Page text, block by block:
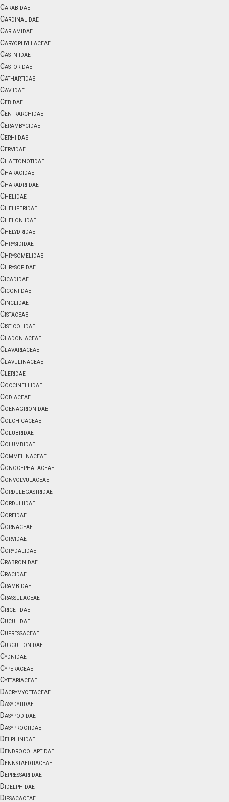
Carabidae
Cardinalidae
Cariamidae
Caryophyllaceae
Castniidae
Castoridae
Cathartidae
Caviidae
Cebidae
Centrarchidae
Cerambycidae
Cerhiidae
Cervidae
Chaetonotidae
Characidae
Charadriidae
Chelidae
Cheliferidae
Cheloniidae
Chelydridae
Chrysididae
Chrysomelidae
Chrysopidae
Cicadidae
Ciconiidae
Cinclidae
Cistaceae
Cisticolidae
Cladoniaceae
Clavariaceae
Clavulinaceae
Cleridae
Coccinellidae
Codiaceae
Coenagrionidae
Colchicaceae
Colubridae
Columbidae
Commelinaceae
Conocephalaceae
Convolvulaceae
Cordulegastridae
Corduliidae
Coreidae
Cornaceae
Corvidae
Corydalidae
Crabronidae
Cracidae
Crambidae
Crassulaceae
Cricetidae
Cuculidae
Cupressaceae
Curculionidae
Cydnidae
Cyperaceae
Cyttariaceae
Dacrymycetaceae
Dasydytidae
Dasypodidae
Dasyproctidae
Delphinidae
Dendrocolaptidae
Dennstaedtiaceae
Depressariidae
Didelphidae
Dipsacaceae